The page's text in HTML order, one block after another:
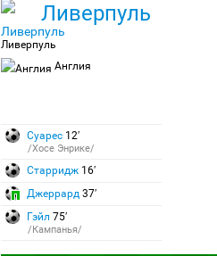
Ливерпуль
Ливерпуль
Англия
Суарес 12′
/Хосе Энрике/
Старридж 16′
Джеррард 37′
Гэйл 75′
/Кампанья/